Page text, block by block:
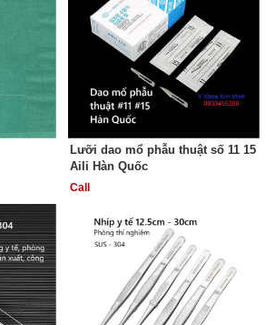
Lưỡi dao mổ phẫu thuật số 11 15
Aili Hàn Quốc
Call